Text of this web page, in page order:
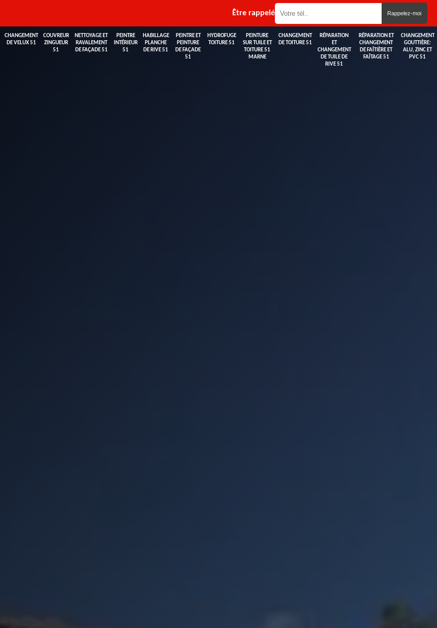
Être rappelé
CHANGEMENT
DE VELUX 51
COUVREUR
ZINGUEUR
51
NETTOYAGE ET
RAVALEMENT
DE FAÇADE 51
PEINTRE
INTÉRIEUR
51
HABILLAGE
PLANCHE
DE RIVE 51
PEINTRE ET
PEINTURE
DE FAÇADE
51
HYDROFUGE
TOITURE 51
PEINTURE
SUR TUILE ET
TOITURE 51
MARNE
CHANGEMENT
DE TOITURE 51
RÉPARATION
ET
CHANGEMENT
DE TUILE DE
RIVE 51
RÉPARATION ET
CHANGEMENT
DE FAÎTIÈRE ET
FAÎTAGE 51
CHANGEMENT
GOUTTIÈRE:
ALU, ZINC ET
PVC 51